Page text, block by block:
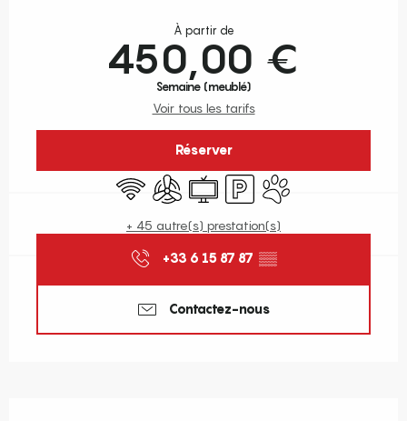
À partir de
450,00 €
Semaine (meublé)
Voir tous les tarifs
Réserver
WiFi Air conditionné
Télévision
ParkingAnimaux acceptés
+ 45 autre(s) prestation(s)
+33 6 15 87 87 ▒▒
Contactez-nous